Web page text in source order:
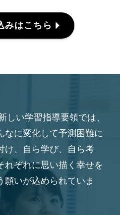
みはこちら
しい学習指導要領では、
なに変化して予測困難に
け、自ら学び、自ら考
れぞれに思い描く幸せを
願いが込められていま